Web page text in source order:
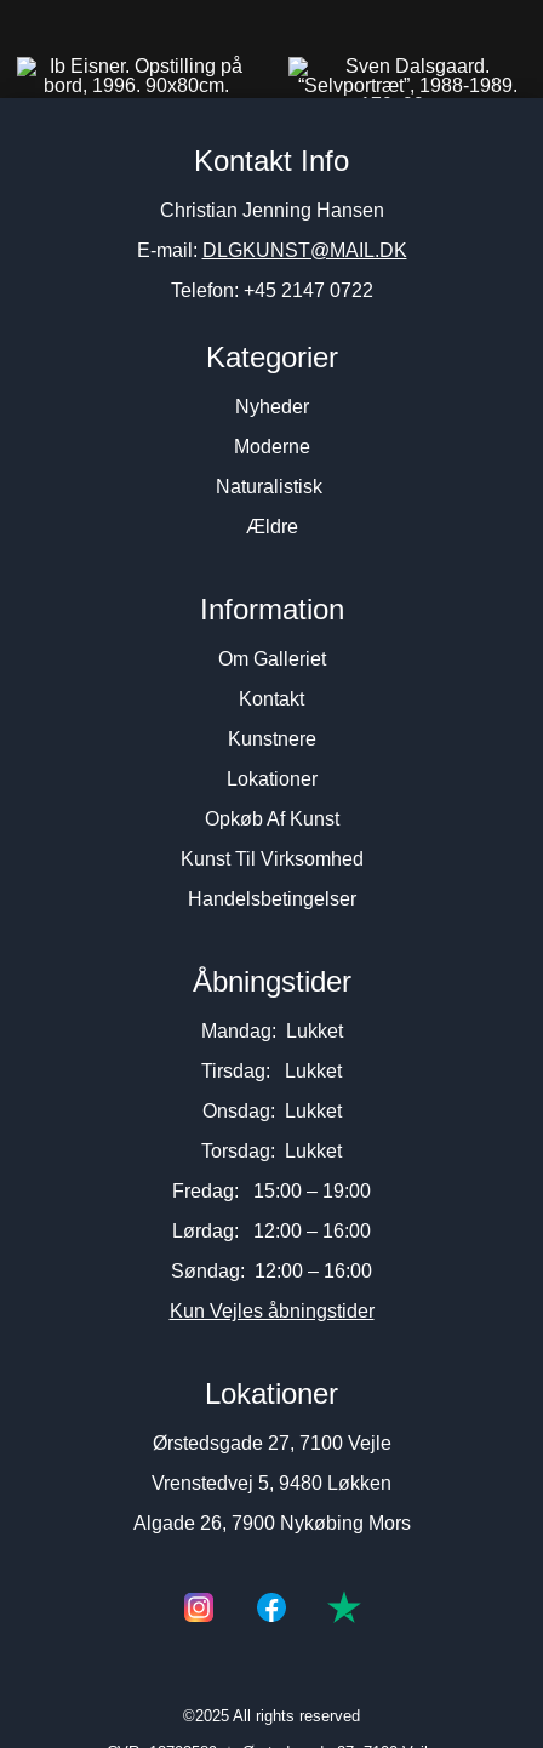
1988-1989. 179x99cm.
Kontakt Info
Christian Jenning Hansen
E-mail: DLGKUNST@MAIL.DK
Telefon: +45 2147 0722
Kategorier
Nyheder
Moderne
Naturalistisk
Ældre
Information
Om Galleriet
Kontakt
Kunstnere
Lokationer
Opkøb Af Kunst
Kunst Til Virksomhed
Handelsbetingelser
Åbningstider
Mandag: Lukket
Tirsdag: Lukket
Onsdag: Lukket
Torsdag: Lukket
Fredag: 15:00 – 19:00
Lørdag: 12:00 – 16:00
Søndag: 12:00 – 16:00
Kun Vejles åbningstider
Lokationer
Ørstedsgade 27, 7100 Vejle
Vrenstedvej 5, 9480 Løkken
Algade 26, 7900 Nykøbing Mors
©2025 All rights reserved